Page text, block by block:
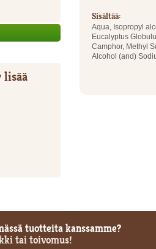
Sisältää:
Aqua, Isopropyl
Eucalyptus
Camphor, Methyl
Alcohol (and)
lisää
tuotteita kanssamme?
tai toivomus!